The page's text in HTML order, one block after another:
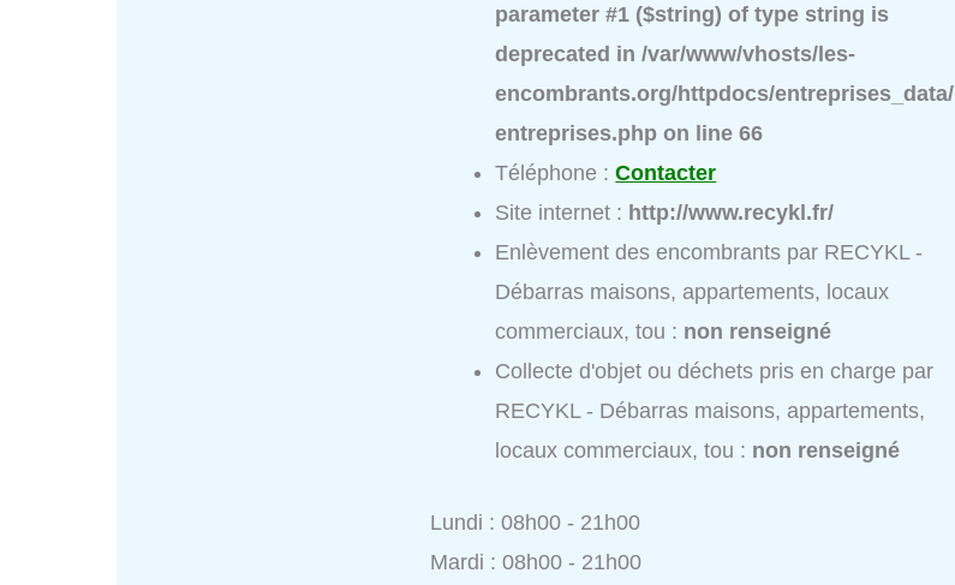
parameter #1 ($string) of type string is
deprecated in/var/www/vhosts/les-
encombrants.org/httpdocs/entreprises_data/
entreprises.php on line66
Téléphone :Contacter
Site internet : http://www.recykl.fr/
Enlèvement des encombrants par RECYKL -
Débarras maisons, appartements, locaux
commerciaux, tou : non renseigné
Collecte d'objet ou déchets pris en charge par
RECYKL - Débarras maisons, appartements,
locaux commerciaux, tou : non renseigné
Lundi : 08h00 - 21h00
Mardi : 08h00 - 21h00